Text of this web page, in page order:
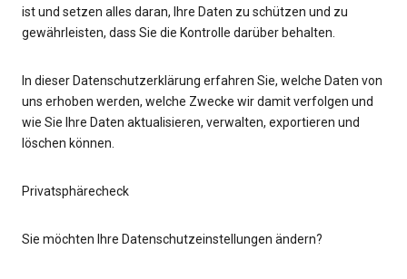
ist und setzen alles daran, Ihre Daten zu schützen und zu
gewährleisten, dass Sie die Kontrolle darüber behalten.
In dieser Datenschutzerklärung erfahren Sie, welche Daten von
uns erhoben werden, welche Zwecke wir damit verfolgen und
wie Sie Ihre Daten aktualisieren, verwalten, exportieren und
löschen können.
Privatsphärecheck
Sie möchten Ihre Datenschutzeinstellungen ändern?